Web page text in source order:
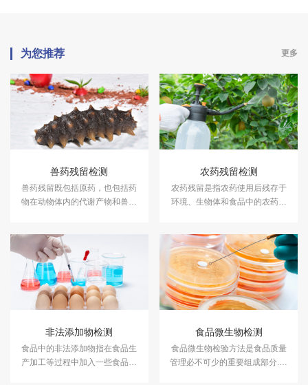
为您推荐 更多
兽药残留检测
兽药残留既包括原药，也包括药
物在动物体内的代谢产物和兽药
农药残留检测
农药残留是指农药使用后残存于
环境、生物体和食品中的农药母
非法添加物检测
食品中的非法添加物指在食品生
产加工等过程中加入一些食品法
食品微生物检测
食品微生物检验方法是食品质量
管理必不可少的重要组成部分.中